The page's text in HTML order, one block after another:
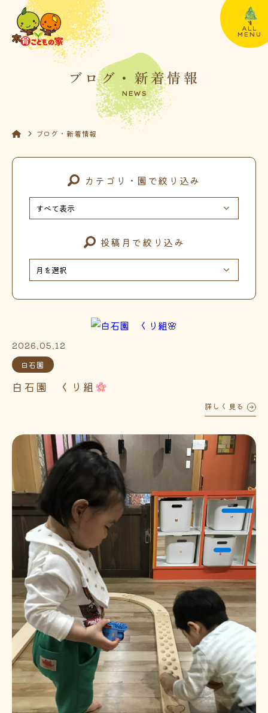
ALL
MENU
ブログ・新着情報
NEWS
ブログ・新着情報
カテゴリ・園で絞り込み
投稿月で絞り込み
2026.05.12
白石園
白石園 くり組
詳しく見る